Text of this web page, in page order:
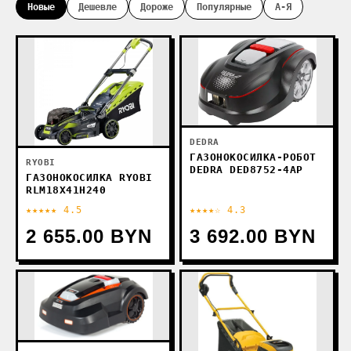
Новые Дешевле Дороже Популярные А-Я
RYOBI
ГАЗОНОКОСИЛКА RYOBI
RLM18X41H240
★★★★★ 4.5
2 655.00 BYN
DEDRA
ГАЗОНОКОСИЛКА-РОБОТ
DEDRA DED8752-4AP
★★★★☆ 4.3
3 692.00 BYN